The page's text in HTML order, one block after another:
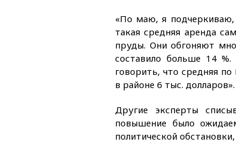
«По маю, я подчеркиваю,
такая средняя аренда
пруды. Они обгоняют
составило больше 14
говорить, что средняя
в районе 6 тыс. долларов».
Другие эксперты
повышение было
политической